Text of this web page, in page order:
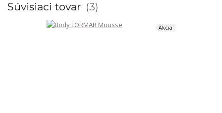
Súvisiaci tovar 3
Akcia